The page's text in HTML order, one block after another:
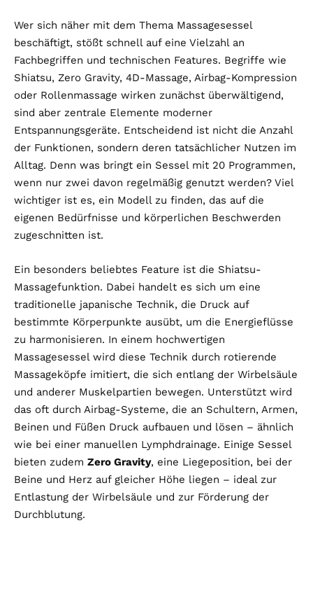
Wer sich näher mit dem Thema Massagesessel
beschäftigt, stößt schnell auf eine Vielzahl an
Fachbegriffen und technischen Features. Begriffe wie
Shiatsu, Zero Gravity, 4D-Massage, Airbag-Kompression
oder Rollenmassage wirken zunächst überwältigend,
sind aber zentrale Elemente moderner
Entspannungsgeräte. Entscheidend ist nicht die Anzahl
der Funktionen, sondern deren tatsächlicher Nutzen im
Alltag. Denn was bringt ein Sessel mit 20 Programmen,
wenn nur zwei davon regelmäßig genutzt werden? Viel
wichtiger ist es, ein Modell zu finden, das auf die
eigenen Bedürfnisse und körperlichen Beschwerden
zugeschnitten ist.
Ein besonders beliebtes Feature ist die Shiatsu-
Massagefunktion. Dabei handelt es sich um eine
traditionelle japanische Technik, die Druck auf
bestimmte Körperpunkte ausübt, um die Energieflüsse
zu harmonisieren. In einem hochwertigen
Massagesessel wird diese Technik durch rotierende
Massageköpfe imitiert, die sich entlang der Wirbelsäule
und anderer Muskelpartien bewegen. Unterstützt wird
das oft durch Airbag-Systeme, die an Schultern, Armen,
Beinen und Füßen Druck aufbauen und lösen – ähnlich
wie bei einer manuellen Lymphdrainage. Einige Sessel
bieten zudem Zero Gravity, eine Liegeposition, bei der
Beine und Herz auf gleicher Höhe liegen – ideal zur
Entlastung der Wirbelsäule und zur Förderung der
Durchblutung.